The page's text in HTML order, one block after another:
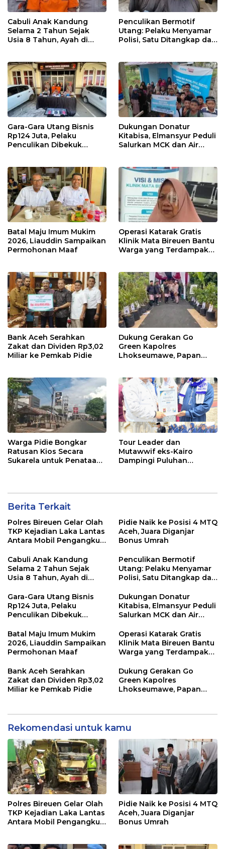
Cabuli Anak Kandung
Selama 2 Tahun Sejak
Usia 8 Tahun, Ayah di
Penculikan Bermotif
Utang: Pelaku Menyamar
Polisi, Satu Ditangkap dan
Gara-Gara Utang Bisnis
Rp124 Juta, Pelaku
Penculikan Dibekuk
Dukungan Donatur
Kitabisa, Elmansyur Peduli
Salurkan MCK dan Air
Batal Maju Imum Mukim
2026, Liauddin Sampaikan
Permohonan Maaf
Operasi Katarak Gratis
Klinik Mata Bireuen Bantu
Warga yang Terdampak
Bank Aceh Serahkan
Zakat dan Dividen Rp3,02
Miliar ke Pemkab Pidie
Dukung Gerakan Go
Green Kapolres
Lhokseumawe, Papan
Bibit Pohon
Warga Pidie Bongkar
Ratusan Kios Secara
Sukarela untuk Penataan
Tour Leader dan
Mutawwif eks-Kairo
Dampingi Puluhan
Berita Terkait
Polres Bireuen Gelar Olah
TKP Kejadian Laka Lantas
Antara Mobil Pengangkut
Pidie Naik ke Posisi 4 MTQ
Aceh, Juara Diganjar
Bonus Umrah
Cabuli Anak Kandung
Selama 2 Tahun Sejak
Usia 8 Tahun, Ayah di
Polisi
Penculikan Bermotif
Utang: Pelaku Menyamar
Polisi, Satu Ditangkap dan
Gara-Gara Utang Bisnis
Rp124 Juta, Pelaku
Penculikan Dibekuk
Dukungan Donatur
Kitabisa, Elmansyur Peduli
Salurkan MCK dan Air
Teubai
Batal Maju Imum Mukim
2026, Liauddin Sampaikan
Permohonan Maaf
Operasi Katarak Gratis
Klinik Mata Bireuen Bantu
Warga yang Terdampak
Bank Aceh Serahkan
Zakat dan Dividen Rp3,02
Miliar ke Pemkab Pidie
Dukung Gerakan Go
Green Kapolres
Lhokseumawe, Papan
Bibit Pohon
Rekomendasi untuk kamu
Polres Bireuen Gelar Olah
TKP Kejadian Laka Lantas
Antara Mobil Pengangkut
Pidie Naik ke Posisi 4 MTQ
Aceh, Juara Diganjar
Bonus Umrah